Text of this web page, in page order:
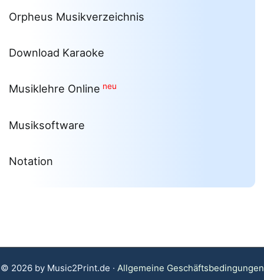
Orpheus Musikverzeichnis
Download Karaoke
Musiklehre Online neu
Musiksoftware
Notation
© 2026 by Music2Print.de · Allgemeine Geschäftsbedingungen